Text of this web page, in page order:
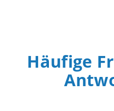
Häufige